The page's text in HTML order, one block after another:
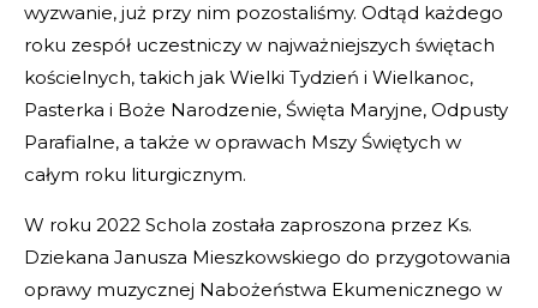
wyzwanie, już przy nim pozostaliśmy. Odtąd każdego
roku zespół uczestniczy w najważniejszych świętach
kościelnych, takich jak Wielki Tydzień i Wielkanoc,
Pasterka i Boże Narodzenie, Święta Maryjne, Odpusty
Parafialne, a także w oprawach Mszy Świętych w
całym roku liturgicznym.
W roku 2022 Schola została zaproszona przez Ks.
Dziekana Janusza Mieszkowskiego do przygotowania
oprawy muzycznej Nabożeństwa Ekumenicznego w